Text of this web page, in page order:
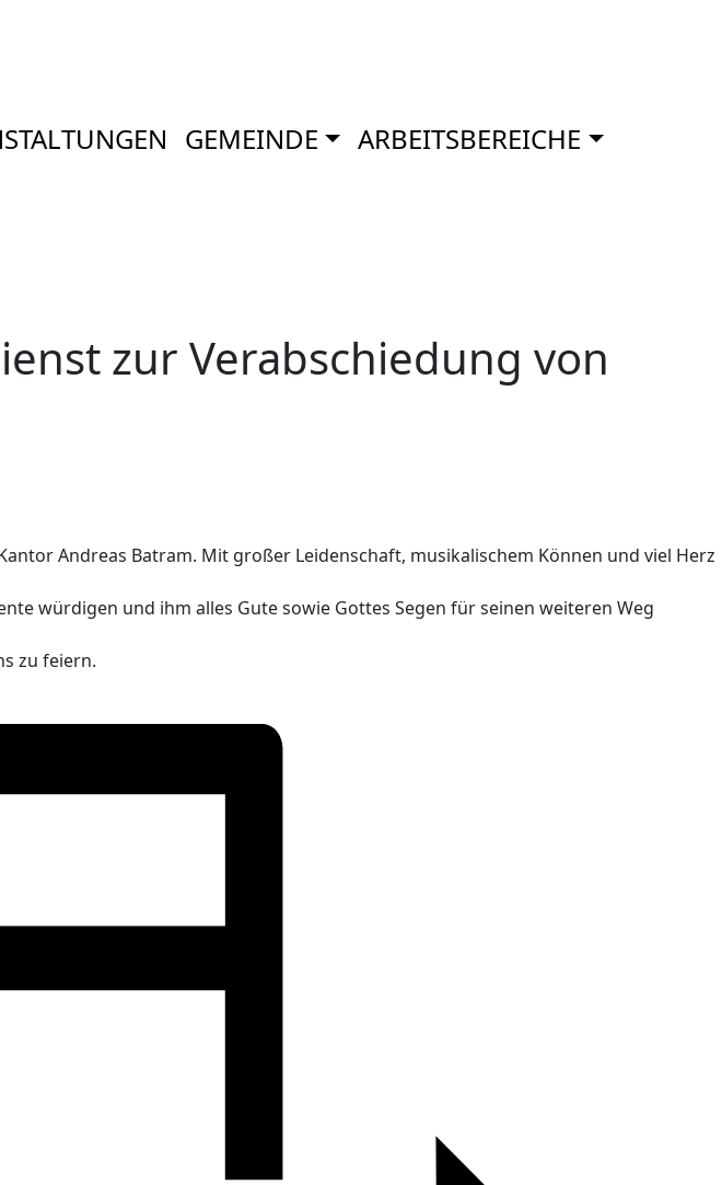
GEMEINDE ARBEITSBEREICHE
zur Verabschiedung von
Andreas Batram. Mit großer Leidenschaft, musikalischem Können und viel Herz
würdigen und ihm alles Gute sowie Gottes Segen für seinen weiteren Weg
zu feiern.